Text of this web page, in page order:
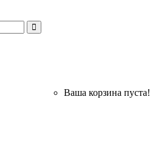
Ваша корзина пуста!